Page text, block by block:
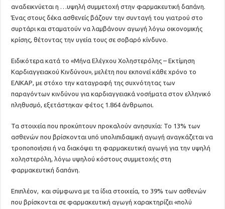
αναδεικνύεται η …υψηλή συμμετοχή στην φαρμακευτική δαπάνη.
Ένας στους δέκα ασθενείς βάζουν την συνταγή του γιατρού στο
συρτάρι και σταματούν να λαμβάνουν αγωγή λόγω οικονομικής
κρίσης, θέτοντας την υγεία τους σε σοβαρό κίνδυνο.
Ειδικότερα κατά το «Μήνα Ελέγχου Χοληστερόλης – Εκτίμηση
Καρδιαγγειακού Κινδύνου», μελέτη που εκπονεί κάθε χρόνο το
ΕΛΙΚΑΡ, με στόχο την καταγραφή της συχνότητας των
παραγόντων κινδύνου για καρδιαγγειακά νοσήματα στον ελληνικό
πληθυσμό, εξετάστηκαν φέτος 1.864 άνθρωποι.
Τα στοιχεία που προκύπτουν προκαλούν ανησυχία: Το 13% των
ασθενών που βρίσκονται υπό υπολιπιδαιμική αγωγή αναγκάζεται να
τροποποιήσει ή να διακόψει τη φαρμακευτική αγωγή για την υψηλή
χοληστερόλη, λόγω υψηλού κόστους συμμετοχής στη
φαρμακευτική δαπάνη.
Επιπλέον, και σύμφωνα με τα ίδια στοιχεία, το 39% των ασθενών
που βρίσκονται σε φαρμακευτική αγωγή χαρακτηρίζει «πολύ